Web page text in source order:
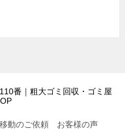
番｜粗大ゴミ回収・ゴミ屋
動のご依頼 お客様の声